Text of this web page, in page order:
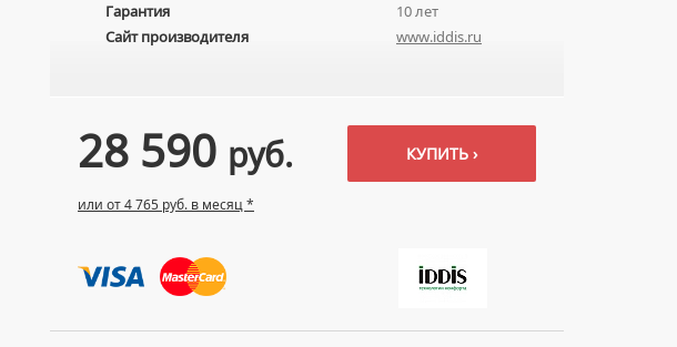
Гарантия
10 лет
Сайт производителя
www.iddis.ru
28 590 руб.
или от 4 765 руб. в месяц *
КУПИТЬ ›